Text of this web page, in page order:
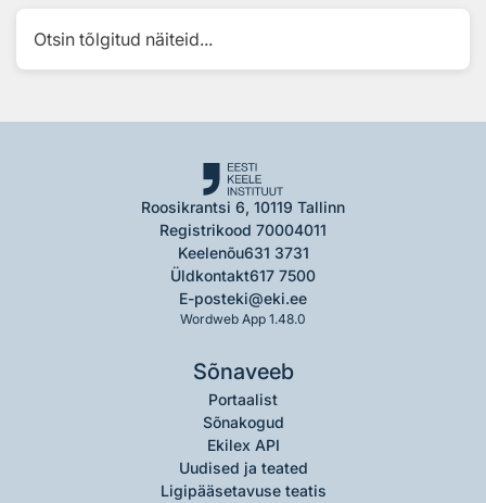
Otsin tõlgitud näiteid...
Roosikrantsi 6, 10119 Tallinn
Registrikood 70004011
Keelenõu631 3731
Üldkontakt617 7500
E-posteki@eki.ee
Wordweb App 1.48.0
Sõnaveeb
Portaalist
Sõnakogud
Ekilex API
Uudised ja teated
Ligipääsetavuse teatis